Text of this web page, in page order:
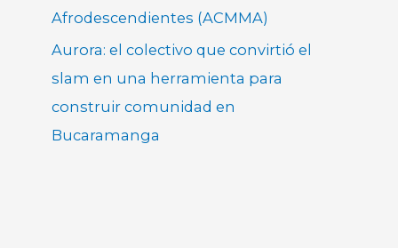
Afrodescendientes (ACMMA)
Aurora: el colectivo que convirtió el
slam en una herramienta para
construir comunidad en
Bucaramanga